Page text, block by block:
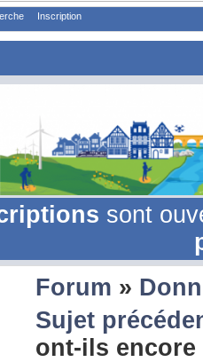
Inscription
sont
Forum »
Sujet
ont-ils